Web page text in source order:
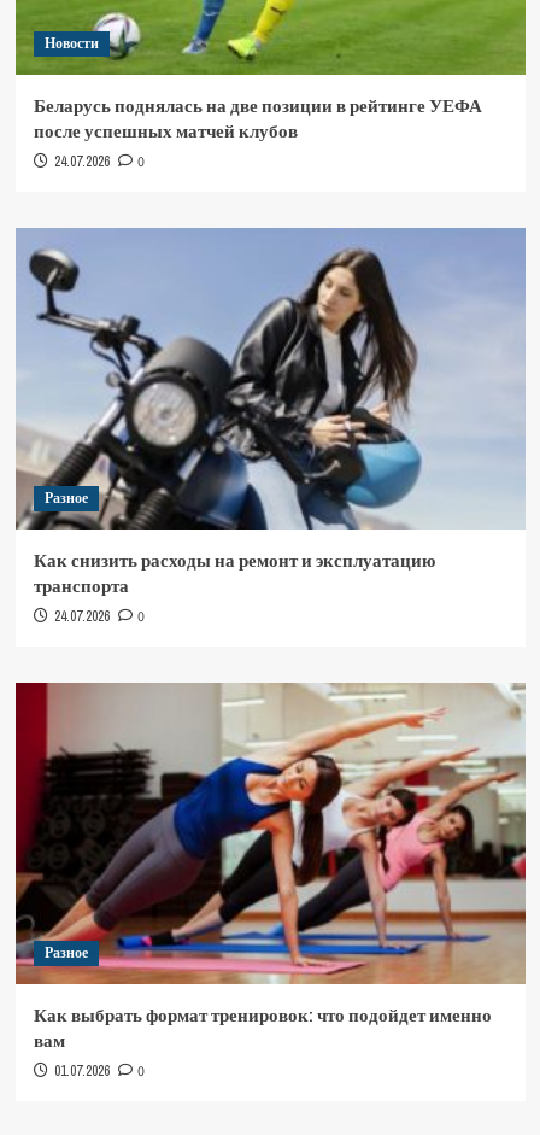
Новости
Беларусь поднялась на две позиции в рейтинге УЕФА
после успешных матчей клубов
24.07.2026 0
Разное
Как снизить расходы на ремонт и эксплуатацию
транспорта
24.07.2026 0
Разное
Как выбрать формат тренировок: что подойдет именно
вам
01.07.2026 0